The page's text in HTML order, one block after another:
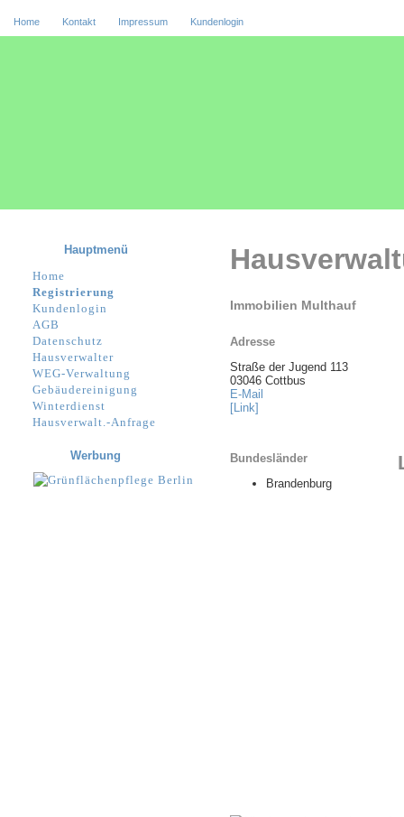
Home Kontakt Impressum Kundenlogin
Immobilien Multhauf
Adresse
Straße der Jugend 113
03046 Cottbus
E-Mail
[Link]
Bundesländer
Brandenburg
Hauptmenü
Home
Registrierung
Kundenlogin
AGB
Datenschutz
Hausverwalter
WEG-Verwaltung
Gebäudereinigung
Winterdienst
Hausverwalt.-Anfrage
Werbung